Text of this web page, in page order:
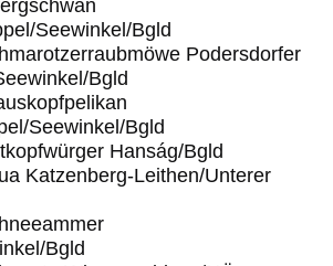
Seewinkel/Bgld
Podersdorfer
Bgld
Seewinkel/Bgld
Hanság/Bgld
Katzenberg-Leithen/Unterer
Bgld